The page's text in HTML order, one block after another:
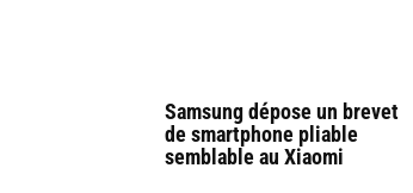
Samsung dépose un brevet
de smartphone pliable
semblable au Xiaomi